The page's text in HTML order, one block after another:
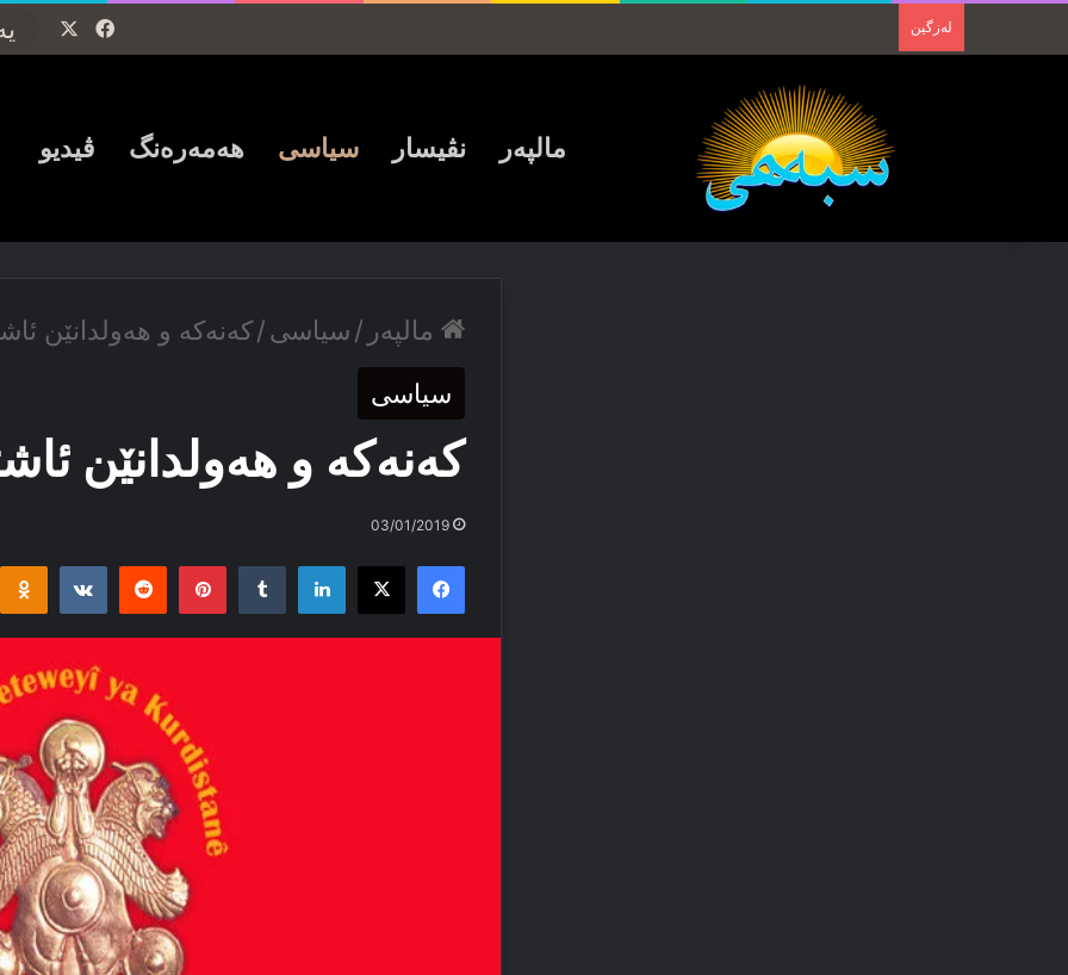
لەزگین Facebook
مالپەر نڤیسار سیاسی ھەمەرەنگ ڤیدیو
مالپەر /سیاسی/كەنەكە و ھەولدانێن
سیاسی
كەنەكە و ھەولدانێن
03/01/2019
Facebook
X
LinkedIn
Tumblr
Pinterest
Reddit